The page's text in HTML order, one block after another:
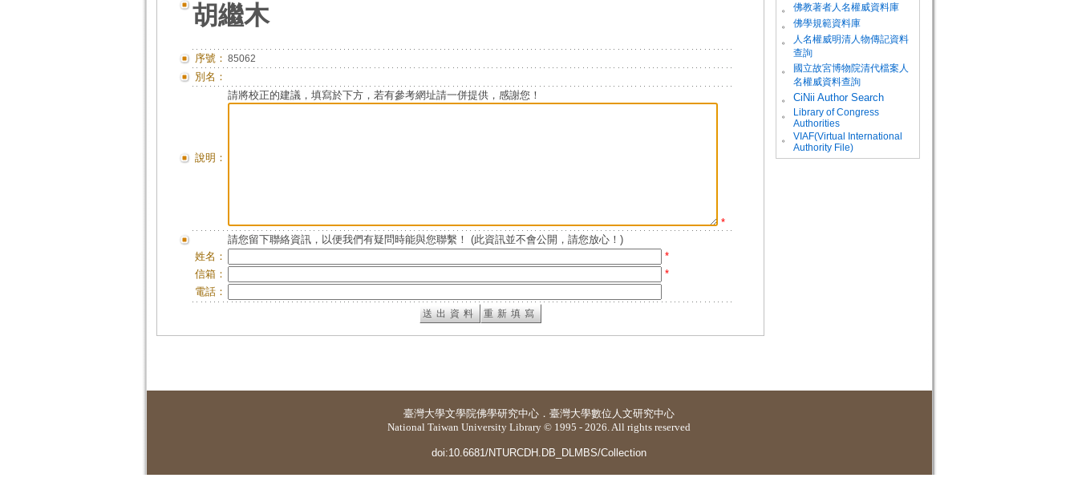
胡繼木
序號： 85062
別名：
說明：
請將校正的建議，填寫於下方，若有參考網址請一併提供，感謝您！
*
請您留下聯絡資訊，以便我們有疑問時能與您聯繫！ (此資訊並不會公開，請您放心！)
姓名：
*
信箱：
*
電話：
。 佛教著者人名權威資料庫
。 佛學規範資料庫
。
人名權威明清人物傳記資料
查詢
。
國立故宮博物院清代檔案人
名權威資料查詢
。
CiNii Author Search
。
Library of Congress
Authorities
。
VIAF(Virtual International
Authority File)
臺灣大學文學院佛學研究中心 ． 臺灣大學數位人文研究中心
National Taiwan University Library © 1995 - 2026. All rights reserved
doi:10.6681/NTURCDH.DB_DLMBS/Collection